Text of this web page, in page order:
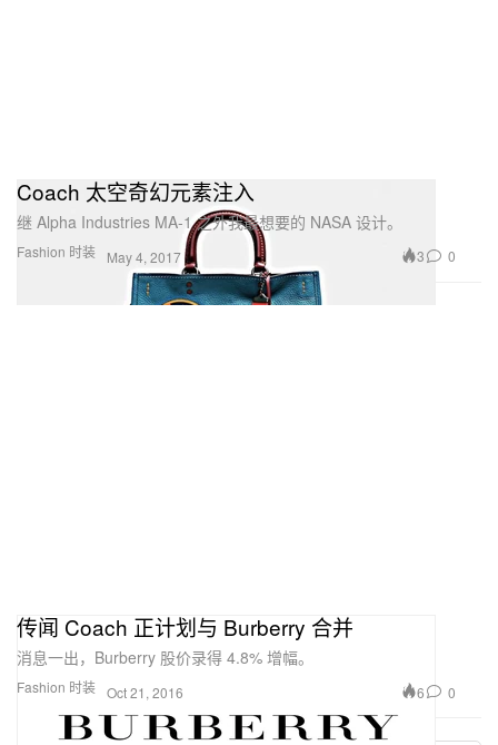
Fashion 时装
Coach 太空奇幻元素注入
继 Alpha Industries MA-1 之外我最想要的 NASA 设计。
May 4, 2017 3 0
Fashion 时装
传闻 Coach 正计划与 Burberry 合并
消息一出，Burberry 股价录得 4.8% 增幅。
Oct 21, 2016 6 0